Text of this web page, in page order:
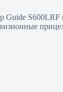
Guide S600LRF